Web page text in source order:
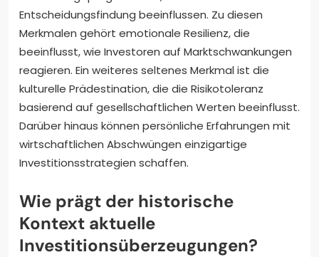
Entscheidungsfindung beeinflussen. Zu diesen
Merkmalen gehört emotionale Resilienz, die
beeinflusst, wie Investoren auf Marktschwankungen
reagieren. Ein weiteres seltenes Merkmal ist die
kulturelle Prädestination, die die Risikotoleranz
basierend auf gesellschaftlichen Werten beeinflusst.
Darüber hinaus können persönliche Erfahrungen mit
wirtschaftlichen Abschwüngen einzigartige
Investitionsstrategien schaffen.
Wie prägt der historische
Kontext aktuelle
Investitionsüberzeugungen?